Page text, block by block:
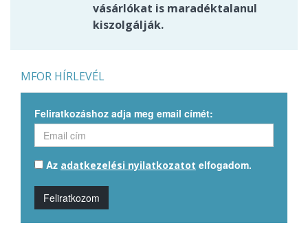
vásárlókat is maradéktalanul
kiszolgálják.
MFOR HÍRLEVÉL
Feliratkozáshoz adja meg email címét:
Az adatkezelési nyilatkozatot elfogadom.
Feliratkozom